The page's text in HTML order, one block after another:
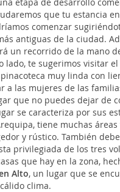
que tu estancia en
comenzar
antiguas de la ciudad.
un recorrido de la mano
lado, te sugerimos visitar el
muy linda con
a las mujeres de las
que no puedes dejar de
se caracteriza por sus
tiene muchas
y rústico. También
privilegiada de los tres
que hay en la zona,
Alto, un lugar que se
clima.